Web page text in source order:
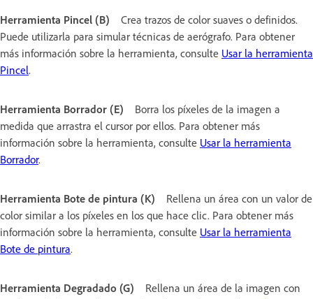
Herramienta Pincel (B)
Crea trazos de color suaves o definidos.
Puede utilizarla para simular técnicas de aerógrafo. Para obtener
más información sobre la herramienta, consulte Usar la herramienta
Pincel.
Herramienta Borrador (E)
Borra los píxeles de la imagen a
medida que arrastra el cursor por ellos. Para obtener más
información sobre la herramienta, consulte Usar la herramienta
Borrador.
Herramienta Bote de pintura (K)
Rellena un área con un valor de
color similar a los píxeles en los que hace clic. Para obtener más
información sobre la herramienta, consulte Usar la herramienta
Bote de pintura.
Herramienta Degradado (G)
Rellena un área de la imagen con